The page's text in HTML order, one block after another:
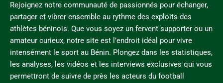
Rejoignez notre communauté de passionnés pour échanger,
partager et vibrer ensemble au rythme des exploits des
athlètes béninois. Que vous soyez un fervent supporter ou un
amateur curieux, notre site est l’endroit idéal pour vivre
intensément le sport au Bénin. Plongez dans les statistiques,
les analyses, les vidéos et les interviews exclusives qui vous
permettront de suivre de près les acteurs du football